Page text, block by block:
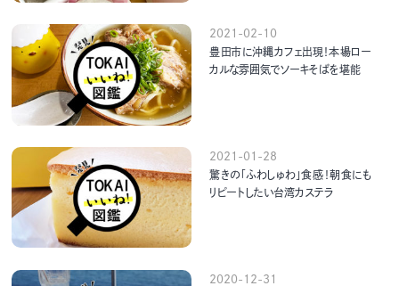
2021-02-10
豊田市に沖縄カフェ出現！本場ロー
カルな雰囲気でソーキそばを堪能
2021-01-28
驚きの「ふわしゅわ」食感！朝食にも
リピートしたい台湾カステラ
2020-12-31